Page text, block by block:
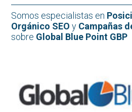
Somos especialistas en
Orgánico SEO y Campañas
sobre Global Blue Point GBP